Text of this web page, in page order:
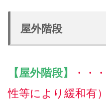
屋外階段
【屋外階段】
・・
性等により緩和有）